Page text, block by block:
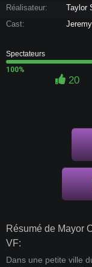
Réalisateur:
Taylor
Cast:
Spectateurs
100%
20
Résumé de Mayor
VF:
Dans une petite ville